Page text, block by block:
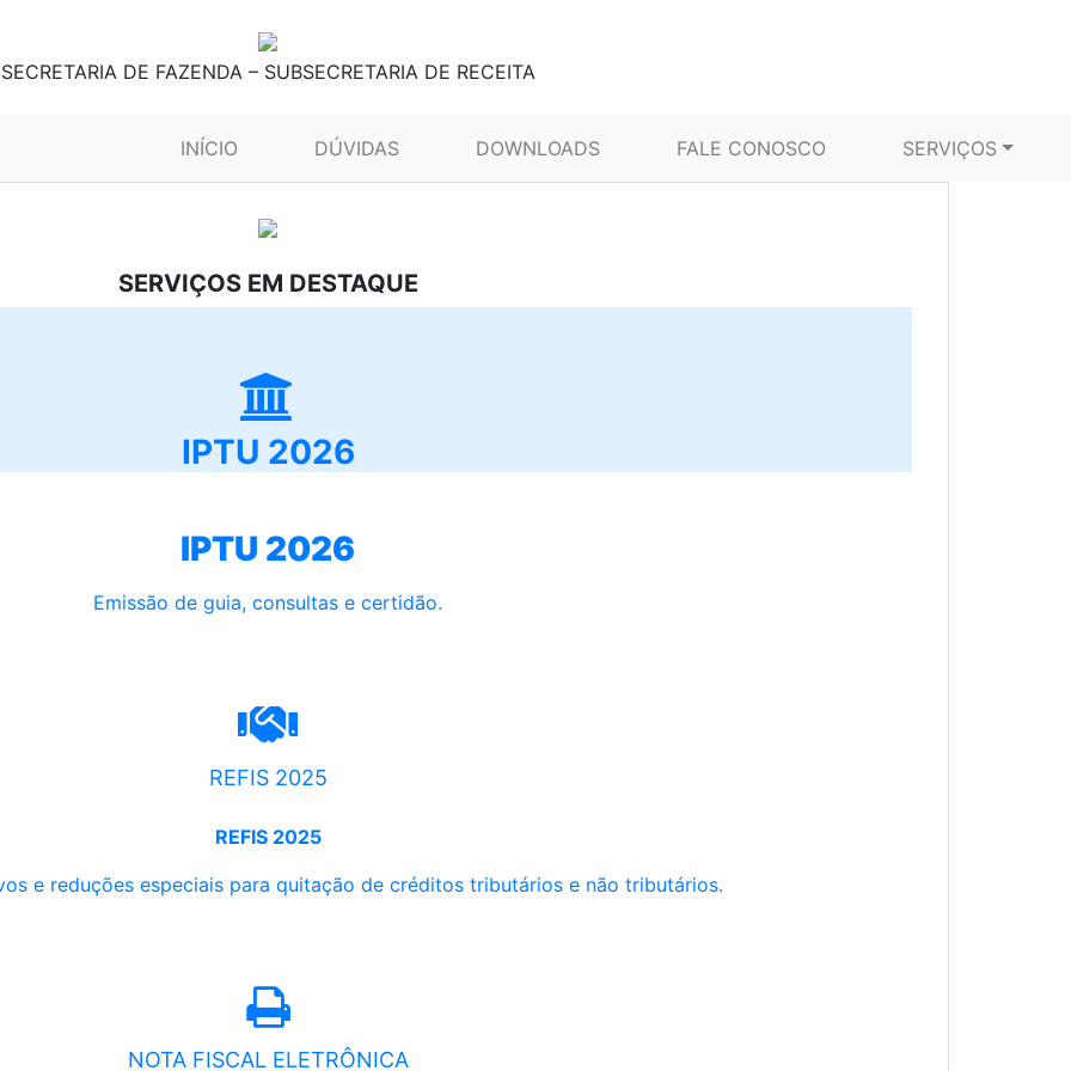
SECRETARIA DE FAZENDA – SUBSECRETARIA DE RECEITA
INÍCIO (CURRENT)DÚVIDAS DOWNLOADS FALE CONOSCO SERVIÇOS
SERVIÇOS EM DESTAQUE
IPTU 2026
IPTU 2026
Emissão de guia, consultas e certidão.
REFIS 2025
REFIS 2025
e reduções especiais para quitação de créditos tributários e não tributários.
NOTA FISCAL ELETRÔNICA